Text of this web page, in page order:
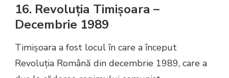
16. Revoluția Timișoara –
Decembrie 1989
Timișoara a fost locul în care a început
Revoluția Română din decembrie 1989, care a